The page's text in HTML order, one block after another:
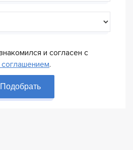
и согласен с
.
Подобрать